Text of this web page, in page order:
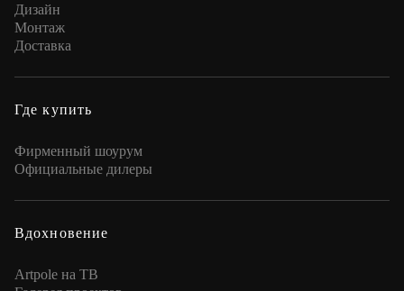
Дизайн
Монтаж
Доставка
Где купить
Фирменный шоурум
Официальные дилеры
Вдохновение
Artpole на ТВ